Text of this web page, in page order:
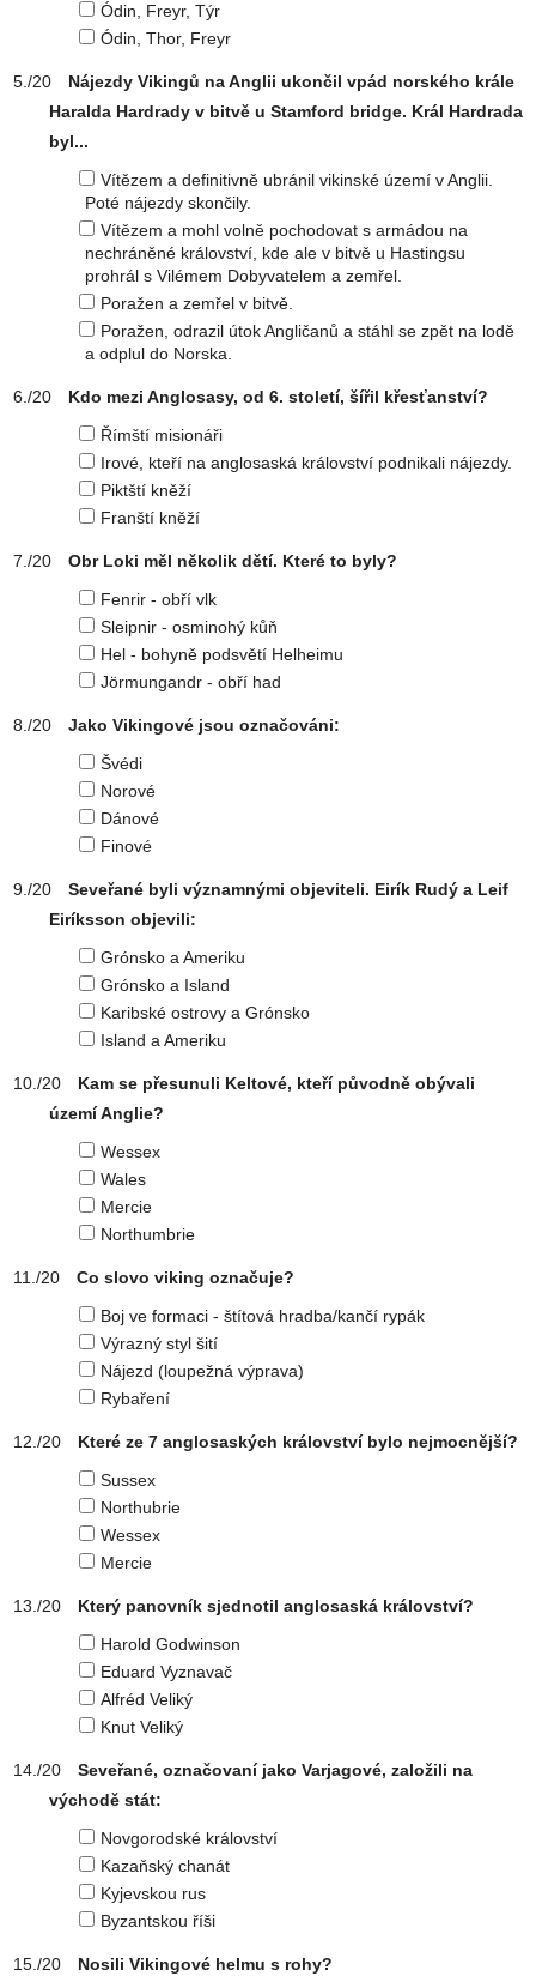
Ódin, Freyr, Týr
Ódin, Thor, Freyr
Nájezdy Vikingů na Anglii ukončil vpád norského krále
Haralda Hardrady v bitvě u Stamford bridge. Král Hardrada
byl...
Vítězem a definitivně ubránil vikinské území v Anglii.
Poté nájezdy skončily.
Vítězem a mohl volně pochodovat s armádou na
nechráněné království, kde ale v bitvě u Hastingsu
prohrál s Vilémem Dobyvatelem a zemřel.
Poražen a zemřel v bitvě.
Poražen, odrazil útok Angličanů a stáhl se zpět na lodě
a odplul do Norska.
Kdo mezi Anglosasy, od 6. století, šířil křesťanství?
Římští misionáři
Irové, kteří na anglosaská království podnikali nájezdy.
Piktští kněží
Franští kněží
Obr Loki měl několik dětí. Které to byly?
Fenrir - obří vlk
Sleipnir - osminohý kůň
Hel - bohyně podsvětí Helheimu
Jörmungandr - obří had
Jako Vikingové jsou označováni:
Švédi
Norové
Dánové
Finové
Seveřané byli významnými objeviteli. Eirík Rudý a Leif
Eiríksson objevili:
Grónsko a Ameriku
Grónsko a Island
Karibské ostrovy a Grónsko
Island a Ameriku
Kam se přesunuli Keltové, kteří původně obývali
území Anglie?
Wessex
Wales
Mercie
Northumbrie
Co slovo viking označuje?
Boj ve formaci - štítová hradba/kančí rypák
Výrazný styl šití
Nájezd (loupežná výprava)
Rybaření
Které ze 7 anglosaských království bylo nejmocnější?
Sussex
Northubrie
Wessex
Mercie
Který panovník sjednotil anglosaská království?
Harold Godwinson
Eduard Vyznavač
Alfréd Veliký
Knut Veliký
Seveřané, označovaní jako Varjagové, založili na
východě stát:
Novgorodské království
Kazaňský chanát
Kyjevskou rus
Byzantskou říši
Nosili Vikingové helmu s rohy?